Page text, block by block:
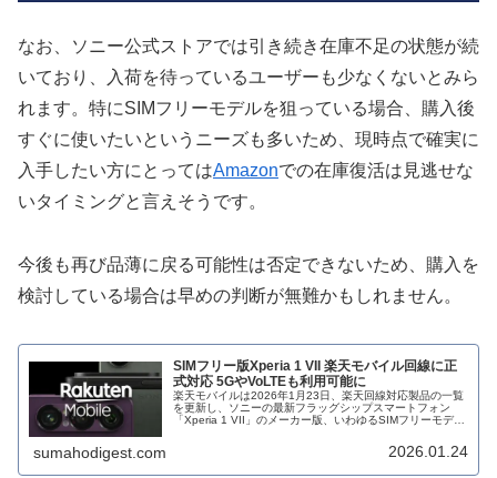
なお、ソニー公式ストアでは引き続き在庫不足の状態が続
いており、入荷を待っているユーザーも少なくないとみら
れます。特にSIMフリーモデルを狙っている場合、購入後
すぐに使いたいというニーズも多いため、現時点で確実に
入手したい方にとってはAmazonでの在庫復活は見逃せな
いタイミングと言えそうです。
今後も再び品薄に戻る可能性は否定できないため、購入を
検討している場合は早めの判断が無難かもしれません。
SIMフリー版Xperia 1 VII 楽天モバイル回線に正
式対応 5GやVoLTEも利用可能に
楽天モバイルは2026年1月23日、楽天回線対応製品の一覧
を更新し、ソニーの最新フラッグシップスマートフォン
「Xperia 1 VII」のメーカー版、いわゆるSIMフリーモデル
sumahodigest.com 2026.01.24